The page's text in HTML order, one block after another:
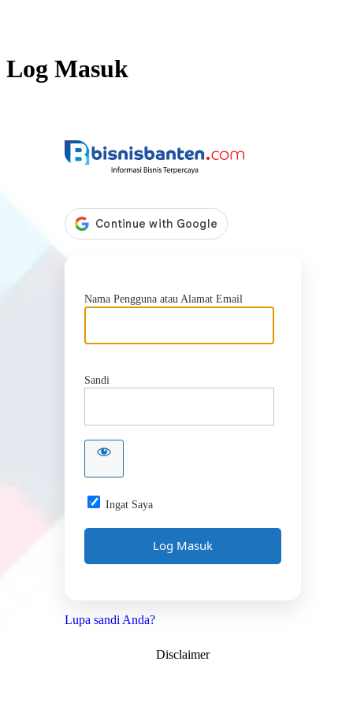
Log Masuk
Nama Pengguna atau Alamat Email
Sandi
Ingat Saya
Lupa sandi Anda?
Disclaimer